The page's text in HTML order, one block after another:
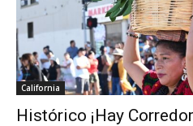
California
Histórico ¡Hay